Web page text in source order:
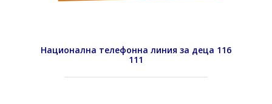
Национална телефонна линия за деца 116
111